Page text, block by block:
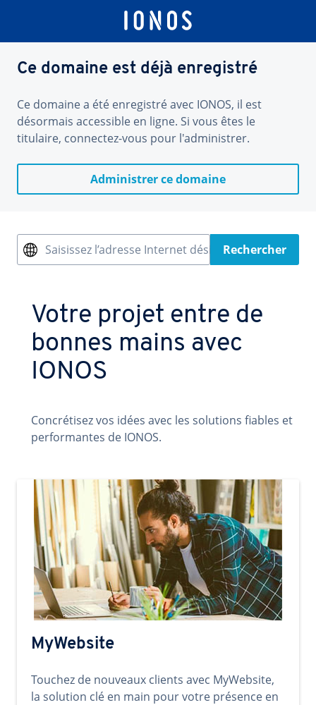
Ce domaine est déjà enregistré
Ce domaine a été enregistré avec IONOS, il est
désormais accessible en ligne. Si vous êtes le
titulaire, connectez-vous pour l'administrer.
Administrer ce domaine
Saisissez l’adresse Internet désiréeRechercher
Votre projet entre de
bonnes mains avec
IONOS
Concrétisez vos idées avec les solutions fiables et
performantes de IONOS.
MyWebsite
Touchez de nouveaux clients avec MyWebsite,
la solution clé en main pour votre présence en